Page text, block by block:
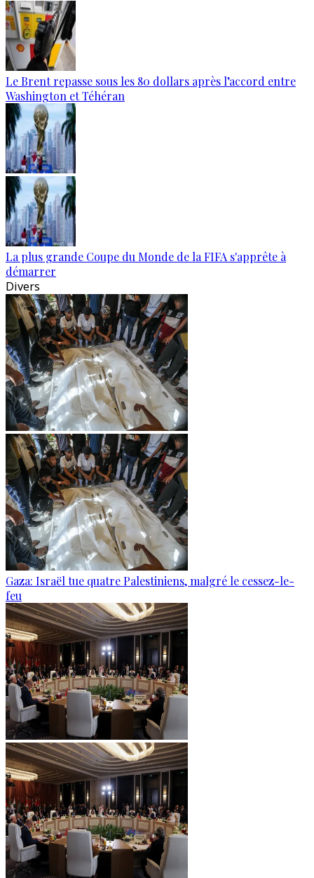
Le Brent repasse sous les 80 dollars après l’accord entre
Washington et Téhéran
La plus grande Coupe du Monde de la FIFA s'apprête à
démarrer
Divers
Gaza: Israël tue quatre Palestiniens, malgré le cessez-le-
feu